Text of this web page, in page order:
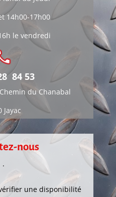
14h00-17h00
le vendredi
84 53
du Chanabal
Jayac
nous
.
une disponibilité